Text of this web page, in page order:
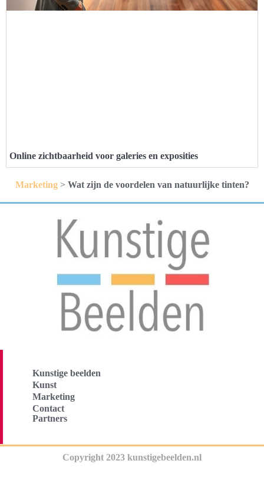
Online zichtbaarheid voor galeries en exposities
Marketing> Wat zijn de voordelen van natuurlijke tinten?
Kunstige beelden
Kunst
Marketing
Contact
Partners
Copyright 2023 kunstigebeelden.nl